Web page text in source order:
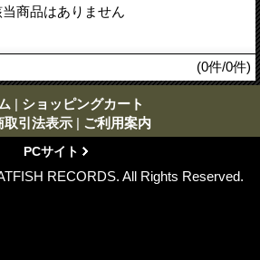
当商品はありません
(0件/0件)
| ショッピングカート
取引法表示 | ご利用案内
PCサイト
RECORDS. All Rights Reserved.